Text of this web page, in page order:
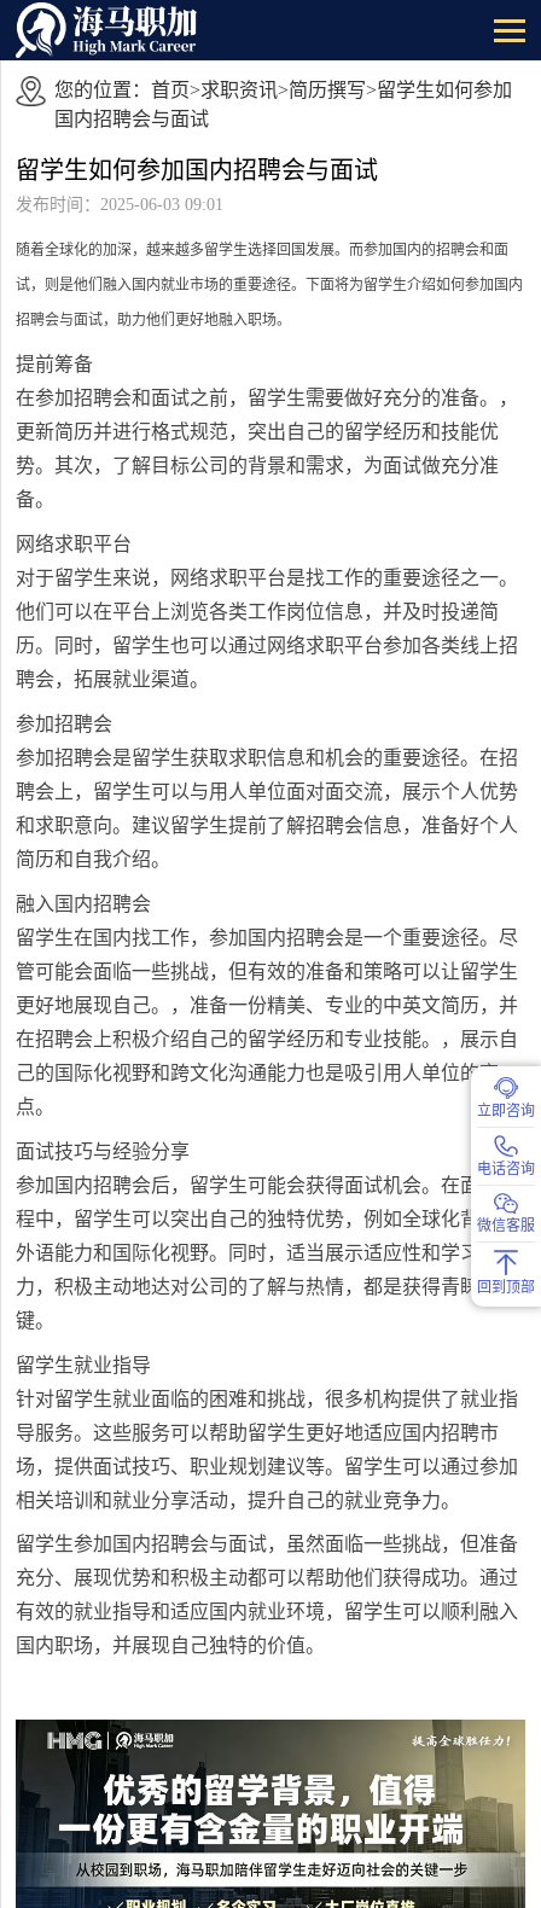
您的位置： 首页>求职资讯>简历撰写>留学生如何参加
国内招聘会与面试
留学生如何参加国内招聘会与面试
发布时间：2025-06-03 09:01
随着全球化的加深，越来越多留学生选择回国发展。而参加国内的招聘会和面
试，则是他们融入国内就业市场的重要途径。下面将为留学生介绍如何参加国内
招聘会与面试，助力他们更好地融入职场。
提前筹备
在参加招聘会和面试之前，留学生需要做好充分的准备。，
更新简历并进行格式规范，突出自己的留学经历和技能优
势。其次，了解目标公司的背景和需求，为面试做充分准
备。
网络求职平台
对于留学生来说，网络求职平台是找工作的重要途径之一。
他们可以在平台上浏览各类工作岗位信息，并及时投递简
历。同时，留学生也可以通过网络求职平台参加各类线上招
聘会，拓展就业渠道。
参加招聘会
参加招聘会是留学生获取求职信息和机会的重要途径。在招
聘会上，留学生可以与用人单位面对面交流，展示个人优势
和求职意向。建议留学生提前了解招聘会信息，准备好个人
简历和自我介绍。
融入国内招聘会
留学生在国内找工作，参加国内招聘会是一个重要途径。尽
管可能会面临一些挑战，但有效的准备和策略可以让留学生
更好地展现自己。，准备一份精美、专业的中英文简历，并
在招聘会上积极介绍自己的留学经历和专业技能。，展示自
己的国际化视野和跨文化沟通能力也是吸引用人单位的亮
点。
面试技巧与经验分享
参加国内招聘会后，留学生可能会获得面试机会。在面试过
程中，留学生可以突出自己的独特优势，例如全球化背景、
外语能力和国际化视野。同时，适当展示适应性和学习能
力，积极主动地达对公司的了解与热情，都是获得青睐的关
键。
留学生就业指导
针对留学生就业面临的困难和挑战，很多机构提供了就业指
导服务。这些服务可以帮助留学生更好地适应国内招聘市
场，提供面试技巧、职业规划建议等。留学生可以通过参加
相关培训和就业分享活动，提升自己的就业竞争力。
留学生参加国内招聘会与面试，虽然面临一些挑战，但准备
充分、展现优势和积极主动都可以帮助他们获得成功。通过
有效的就业指导和适应国内就业环境，留学生可以顺利融入
国内职场，并展现自己独特的价值。
立即咨询
电话咨询
微信客服
回到顶部